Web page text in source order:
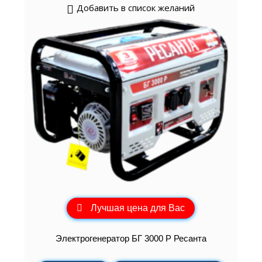
Добавить в список желаний
Лучшая цена для Вас
Электрогенератор БГ 3000 Р Ресанта